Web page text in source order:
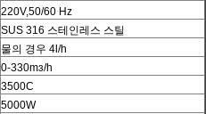
220V,50/60 Hz
SUS 316 스테인레스 스틸
물의 경우 4l/h
0-330mɜ/h
3500C
5000W